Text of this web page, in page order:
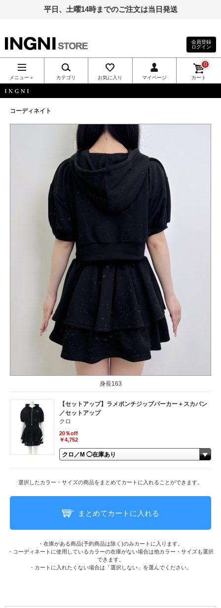
平日、土曜14時までのご注文は当日発送
INGNI（イン
グ）公式通
販｜INGNI
STORE
会員登録
ログイン
メニュー＋ カテゴリ お気に入り マイページ カート
0
コーディネイト
身長163
【セットアップ】ラメポンチジップパーカー＋スカパン
／セットアップ
クロ
20％off
￥4,752
選択したカラー・サイズの商品をまとめてカートに入れることができます。
まとめてカートに入れる
・在庫がある商品(予約商品は除く)のみカートに入ります。
・コーディネートに使用しているカラーの在庫がない場合は他カラー・サイズも選択
できます。
・カートに入れたくない場合は「選択しない」を選んでください。